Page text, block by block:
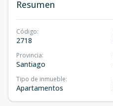
Resumen
Código:
2718
Provincia:
Santiago
Tipo de inmueble:
Apartamentos